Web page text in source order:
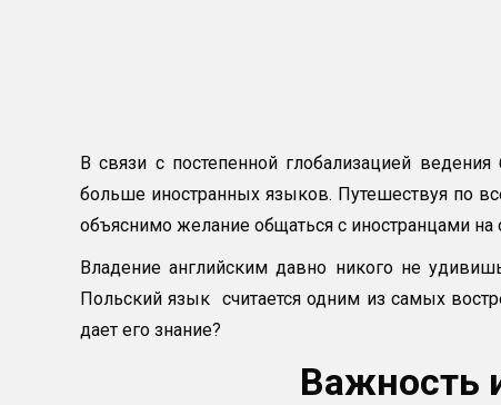
В связи с постепенной глобализацией
больше иностранных языков. Путешествуя по
объяснимо желание общаться с иностранцами на
Владение английским давно никого не
Польский язык считается одним из самых
дает его знание?
Важность